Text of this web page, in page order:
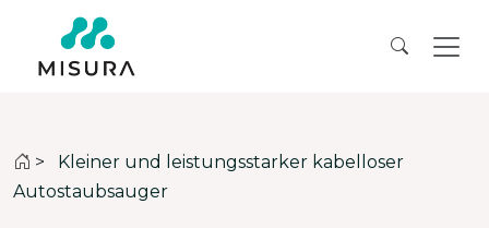
>
Kleiner und leistungsstarker kabelloser
Autostaubsauger